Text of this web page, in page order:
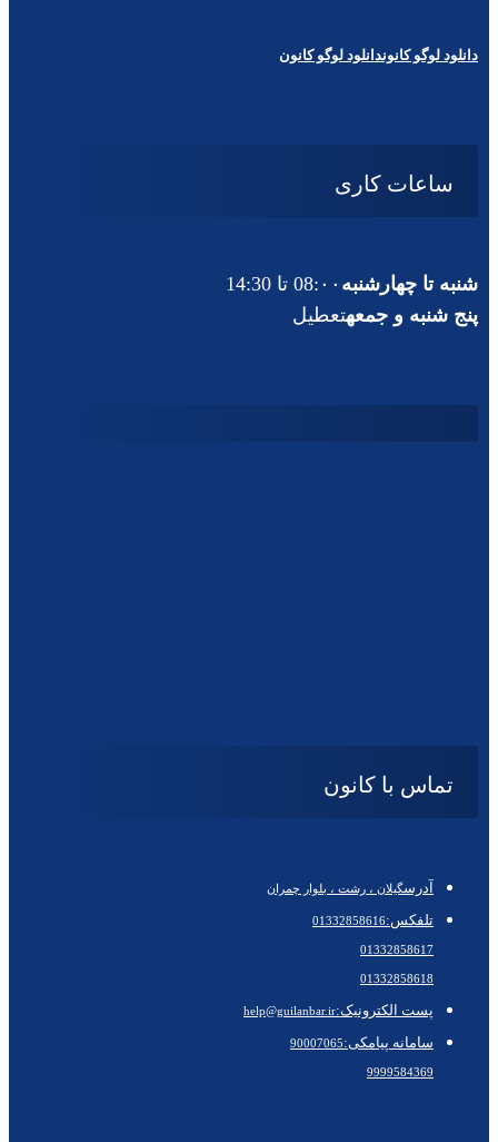
دانلود لوگو کانوندانلود لوگو کانون
ساعات کاری
شنبه تا چهارشنبه 08:۰۰ تا 14:30
پنج شنبه و جمعهتعطیل
تماس با کانون
آدرسگیلان ، رشت ، بلوار چمران
تلفکس:01332858616
01332858617
01332858618
پست الکترونیک:help@guilanbar.ir
سامانه پیامکی:90007065
9999584369